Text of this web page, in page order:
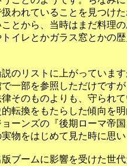
われていることを見つけ
とから、当時はまだ料理
イレとかガラス窓とかの
のリストに上がっていま
一部を参照しただけです
そのものよりも、守られ
転換をもたらした傾向を
ーンズの『後期ローマ帝
物をはじめて見た時に思
ブームに影響を受けた世